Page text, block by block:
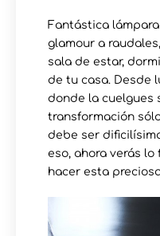
Fantástica
glamour a
sala de estar,
de tu casa. Desde
donde la cuelgues
transformación
debe ser
eso, ahora verás
hacer esta